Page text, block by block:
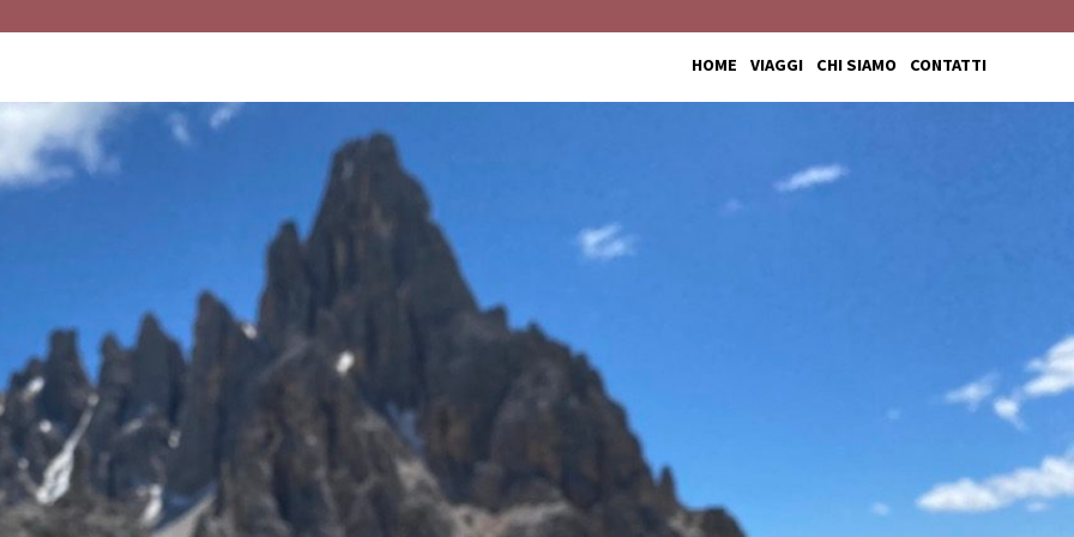
HOME VIAGGI CHI SIAMO CONTATTI